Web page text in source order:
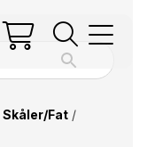
Skåler/Fat/